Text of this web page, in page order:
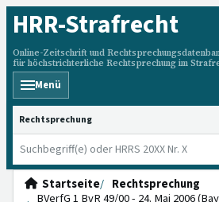
HRR-Strafrecht
Online-Zeitschrift und
für höchstrichterliche Rechtsprechung im
Menü
HRRS durchsuchen
Startseite
Rechtsprechung
BVerfG 1 BvR 49/00 - 24. Mai 2006